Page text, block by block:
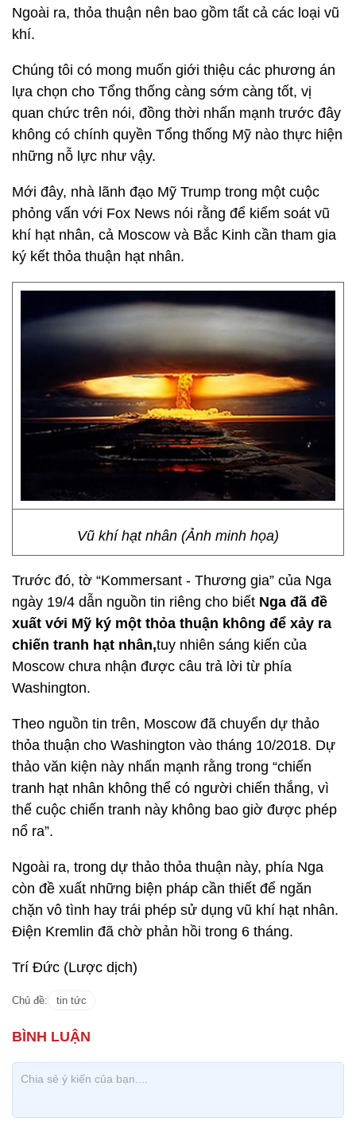
Ngoài ra, thỏa thuận nên bao gồm tất cả các loại vũ
khí.
Chúng tôi có mong muốn giới thiệu các phương án
lựa chọn cho Tổng thống càng sớm càng tốt, vị
quan chức trên nói, đồng thời nhấn mạnh trước đây
không có chính quyền Tổng thống Mỹ nào thực hiện
những nỗ lực như vậy.
Mới đây, nhà lãnh đạo Mỹ Trump trong một cuộc
phỏng vấn với Fox News nói rằng để kiểm soát vũ
khí hạt nhân, cả Moscow và Bắc Kinh cần tham gia
ký kết thỏa thuận hạt nhân.
Vũ khí hạt nhân (Ảnh minh họa)
Trước đó, tờ “Kommersant - Thương gia” của Nga
ngày 19/4 dẫn nguồn tin riêng cho biết Nga đã đề
xuất với Mỹ ký một thỏa thuận không để xảy ra
chiến tranh hạt nhân,tuy nhiên sáng kiến của
Moscow chưa nhận được câu trả lời từ phía
Washington.
Theo nguồn tin trên, Moscow đã chuyển dự thảo
thỏa thuận cho Washington vào tháng 10/2018. Dự
thảo văn kiện này nhấn mạnh rằng trong “chiến
tranh hạt nhân không thể có người chiến thắng, vì
thế cuộc chiến tranh này không bao giờ được phép
nổ ra”.
Ngoài ra, trong dự thảo thỏa thuận này, phía Nga
còn đề xuất những biện pháp cần thiết để ngăn
chặn vô tình hay trái phép sử dụng vũ khí hạt nhân.
Điện Kremlin đã chờ phản hồi trong 6 tháng.
Trí Đức (Lược dịch)
Chủ đề: tin tức